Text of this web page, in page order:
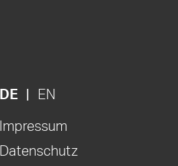
DE EN
Impressum
Datenschutz